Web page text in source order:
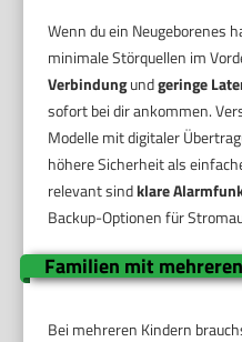
Wenn du ein Neugeborenes
minimale Störquellen im
Verbindungundgeringe
sofort bei dir ankommen.
Modelle mit digitaler
höhere Sicherheit als
relevant sindklare
Backup-Optionen für
Familien mit
Bei mehreren Kindern